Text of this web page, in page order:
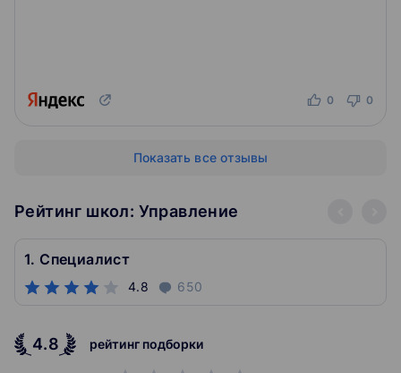
0 0
Показать все отзывы
Рейтинг школ: Управление
1. Специалист
4.8 650
4.8 рейтинг подборки